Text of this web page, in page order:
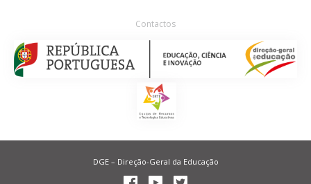
Contactos
DGE – Direção-Geral da Educação